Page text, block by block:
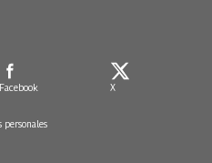
Facebook X